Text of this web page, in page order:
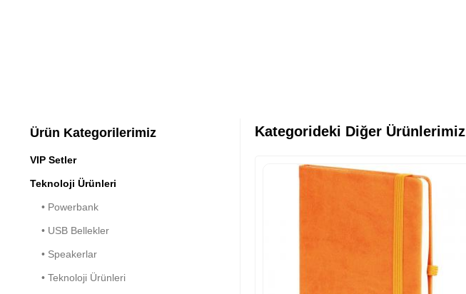
Ürün Kategorilerimiz
VIP Setler
Teknoloji Ürünleri
• Powerbank
• USB Bellekler
• Speakerlar
• Teknoloji Ürünleri
Kategorideki Diğer Ürünlerimiz